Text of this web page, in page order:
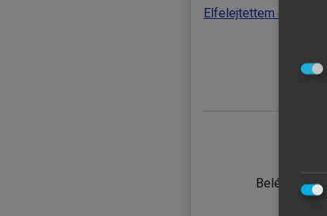
Elfelejtettem a
Belépés